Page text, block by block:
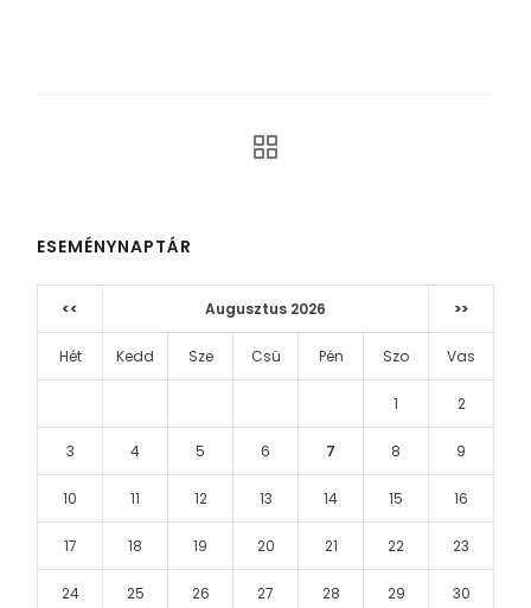
ESEMÉNYNAPTÁR
<< Augusztus 2026 >>
Hét Kedd Sze Csü Pén Szo Vas
1 2
3 4 5 6 7 8 9
10 11 12 13 14 15 16
17 18 19 20 21 22 23
24 25 26 27 28 29 30